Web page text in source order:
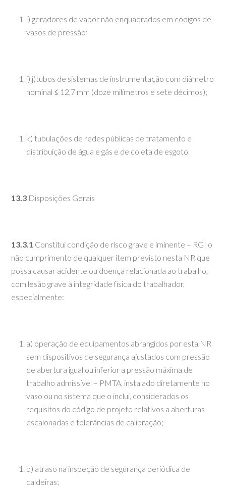
i) geradores de vapor não enquadrados em códigos de
vasos de pressão;
j) j)tubos de sistemas de instrumentação com diâmetro
nominal ≤ 12,7 mm (doze milímetros e sete décimos);
k) tubulações de redes públicas de tratamento e
distribuição de água e gás e de coleta de esgoto.
13.3 Disposições Gerais
13.3.1 Constitui condição de risco grave e iminente – RGI o
não cumprimento de qualquer item previsto nesta NR que
possa causar acidente ou doença relacionada ao trabalho,
com lesão grave à integridade física do trabalhador,
especialmente:
a) operação de equipamentos abrangidos por esta NR
sem dispositivos de segurança ajustados com pressão
de abertura igual ou inferior a pressão máxima de
trabalho admissível – PMTA, instalado diretamente no
vaso ou no sistema que o inclui, considerados os
requisitos do código de projeto relativos a aberturas
escalonadas e tolerâncias de calibração;
b) atraso na inspeção de segurança periódica de
caldeiras;